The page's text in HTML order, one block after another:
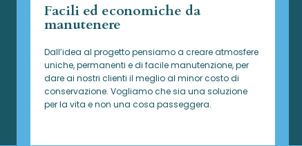
Facili ed economiche da
manutenere
Dall’idea al progetto pensiamo a creare atmosfere
uniche, permanenti e di facile manutenzione, per
dare ai nostri clienti il meglio al minor costo di
conservazione. Vogliamo che sia una soluzione
per la vita e non una cosa passeggera.